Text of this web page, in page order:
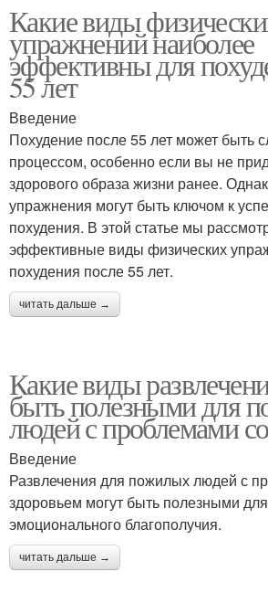
Какие виды
упражнений наиболее
эффективны для
55 лет
Введение
Похудение после 55 лет может быть
процессом, особенно если вы не
здорового образа жизни ранее.
упражнения могут быть ключом к
похудения. В этой статье мы
эффективные виды физических
похудения после 55 лет.
читать дальше →
Какие виды
быть полезными для
людей с проблемами
Введение
Развлечения для пожилых людей с
здоровьем могут быть полезными
эмоционального благополучия.
читать дальше →